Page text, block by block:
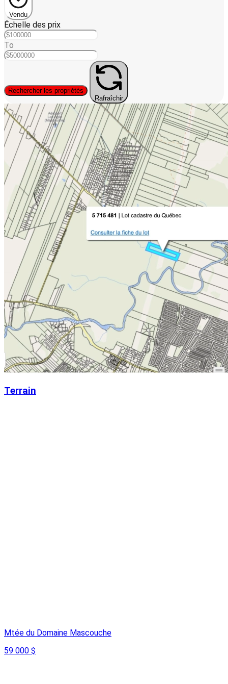
Vendu
Échelle des prix
To
Rechercher les propriétés
Rafraîchir
Terrain
Mtée du Domaine Mascouche
59 000 $